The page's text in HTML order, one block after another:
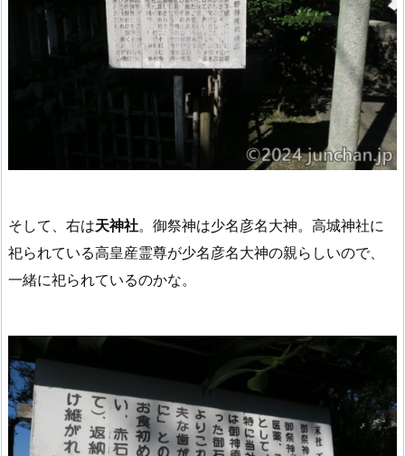
そして、右は天神社。御祭神は少名彦名大神。高城神社に
祀られている高皇産霊尊が少名彦名大神の親らしいので、
一緒に祀られているのかな。